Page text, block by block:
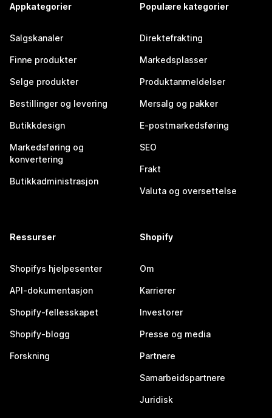
Appkategorier
Salgskanaler
Finne produkter
Selge produkter
Bestillinger og levering
Butikkdesign
Markedsføring og
konvertering
Butikkadministrasjon
Populære kategorier
Direktefrakting
Markedsplasser
Produktanmeldelser
Mersalg og pakker
E-postmarkedsføring
SEO
Frakt
Valuta og oversettelse
Ressurser
Shopifys hjelpesenter
API-dokumentasjon
Shopify-fellesskapet
Shopify-blogg
Forskning
Shopify
Om
Karrierer
Investorer
Presse og media
Partnere
Samarbeidspartnere
Juridisk